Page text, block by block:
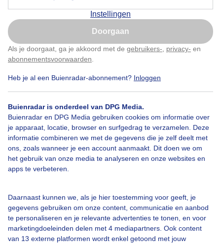
Instellingen
Doorgaan
Als je doorgaat, ga je akkoord met de gebruikers- privacy- en
abonnementsvoorwaarden
Heb je al een Buienradar-abonnement? Inloggen
Buienradar is onderdeel van DPG Media.
Buienradar en DPG Media gebruiken cookies om informatie over
je apparaat, locatie, browser en surfgedrag te verzamelen. Deze
informatie combineren we met de gegevens die je zelf deelt met
ons, zoals wanneer je een account aanmaakt. Dit doen we om
het gebruik van onze media te analyseren en onze websites en
apps te verbeteren.
Daarnaast kunnen we, als je hier toestemming voor geeft, je
gegevens gebruiken om onze content, communicatie en aanbod
te personaliseren en je relevante advertenties te tonen, en voor
marketingdoeleinden delen met 4 mediapartners. Ook content
van 13 externe platformen wordt enkel getoond met jouw
Door: ria brasser Gemaakt: 09-05-2026, 24x bekeken
Een moment geduld aub...
Over Buienradar
Nu niet, misschien later
Klik hierom dit aan te passen